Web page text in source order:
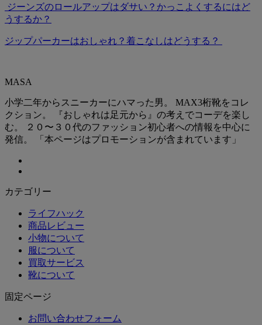
ジーンズのロールアップはダサい？かっこよくするにはど
うするか？
ジップパーカーはおしゃれ？着こなしはどうする？
MASA
小学二年からスニーカーにハマった男。 MAX3桁靴をコレ
クション。 『おしゃれは足元から』の考えでコーデを楽し
む。 ２０〜３０代のファッション初心者への情報を中心に
発信。 「本ページはプロモーションが含まれています」
カテゴリー
ライフハック
商品レビュー
小物について
服について
買取サービス
靴について
固定ページ
お問い合わせフォーム